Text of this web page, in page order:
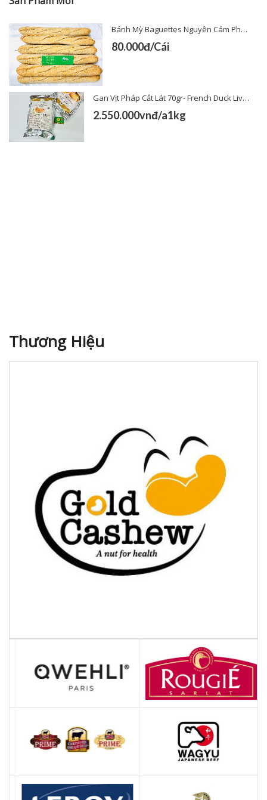
Bánh Mỳ Baguettes Nguyên Cám Pháp
80.000đ/Cái
Gan Vịt Pháp Cắt Lát 70gr- French Duck Liver Sliced 70gr
2.550.000vnđ/a1kg
Thương Hiệu